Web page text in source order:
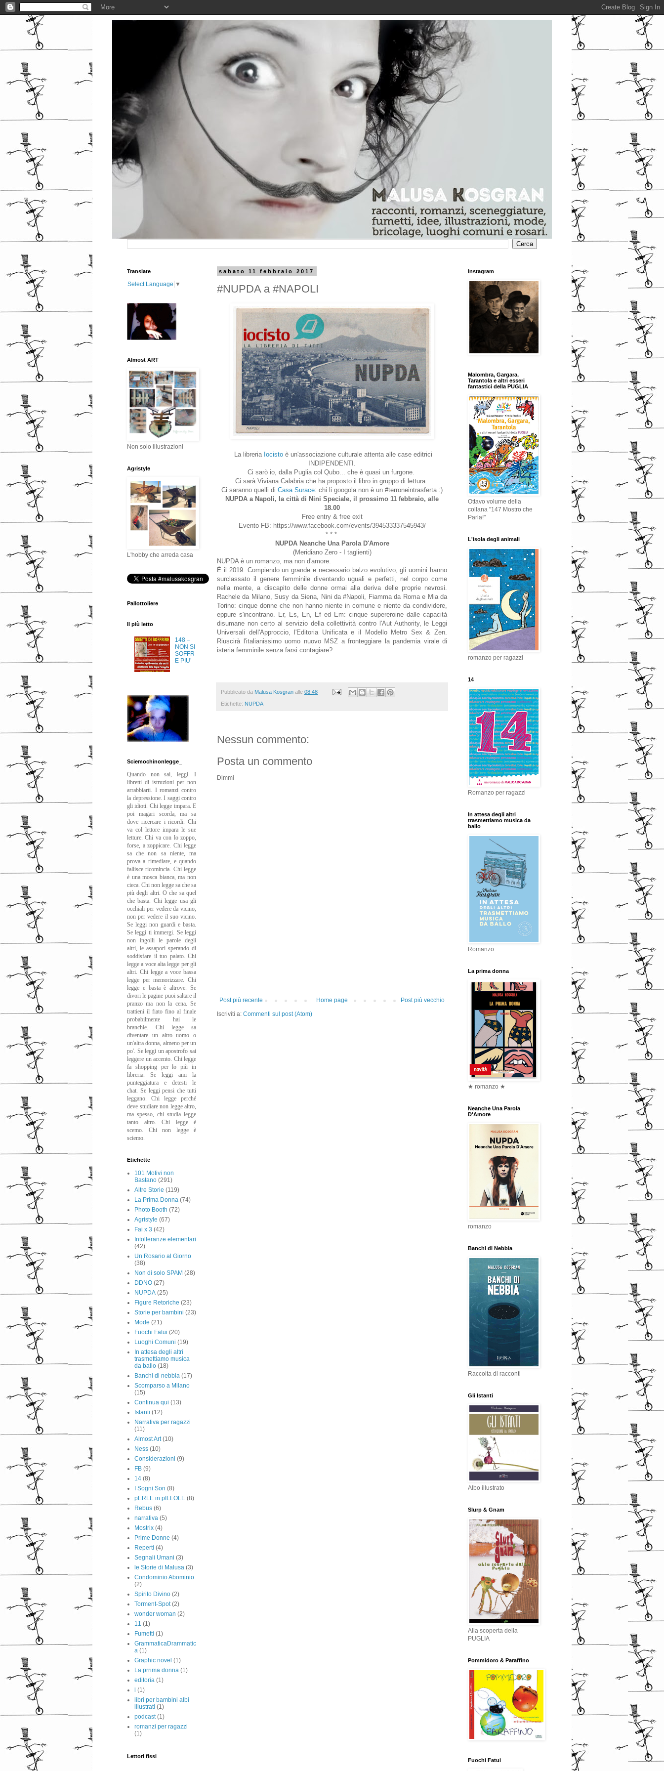
sabato 11 febbraio 2017
#NUPDA a #NAPOLI
La libreria Iocistoè un'associazione culturale attenta alle case editrici
INDIPENDENTI.
Ci sarò io, dalla Puglia col Qubo... che è quasi un furgone.
Ci sarà Viviana Calabria che ha proposto il libro in gruppo di lettura.
Ci saranno quelli di Casa Surace: chi li googola non è un #terroneintrasferta :)
NUPDA a Napoli, la città di Nini Speciale, il prossimo 11 febbraio, alle
18.00
Free entry & free exit
Evento FB: https://www.facebook.com/events/394533337545943/
* * *
NUPDA Neanche Una Parola D'Amore
(Meridiano Zero - I taglienti)
NUPDA è un romanzo, ma non d'amore.
È il 2019. Compiendo un grande e necessario balzo evolutivo, gli uomini hanno
surclassato il genere femminile diventando uguali e perfetti, nel corpo come
nella mente, a discapito delle donne ormai alla deriva delle proprie nevrosi.
Rachele da Milano, Susy da Siena, Nini da #Napoli, Fiamma da Roma e Mia da
Torino: cinque donne che non hanno niente in comune e niente da condividere,
eppure s'incontrano. Er, Es, En, Ef ed Em: cinque supereroine dalle capacità
disumane non certo al servizio della collettività contro l'Aut Authority, le Leggi
Universali dell'Approccio, l'Editoria Unificata e il Modello Metro Sex & Zen.
Riuscirà l'italianissimo uomo nuovo MSZ a fronteggiare la pandemia virale di
isteria femminile senza farsi contagiare?
Pubblicato da Malusa Kosgran alle 08:48
Etichette: NUPDA
Nessun commento:
Posta un commento
Dimmi
Post più recente Post più vecchio
Home page
Iscriviti a: Commenti sul post (Atom)
Translate
Select Language ▼
Almost ART
Non solo illustrazioni
Agristyle
L'hobby che arreda casa
Pallottoliere
Il più letto
148 –
NON SI
SOFFR
E PIU’
Sciemochinonlegge_
Quando non sai, leggi. I
libretti di istruzioni per non
arrabbiarti. I romanzi contro
la depressione. I saggi contro
gli idioti. Chi legge impara. E
poi magari scorda, ma sa
dove ricercare i ricordi. Chi
va col lettore impara le sue
letture. Chi va con lo zoppo,
forse, a zoppicare. Chi legge
sa che non sa niente, ma
prova a rimediare, e quando
fallisce ricomincia. Chi legge
è una mosca bianca, ma non
cieca. Chi non legge sa che sa
più degli altri. O che sa quel
che basta. Chi legge usa gli
occhiali per vedere da vicino,
non per vedere il suo vicino.
Se leggi non guardi e basta.
Se leggi ti immergi. Se leggi
non ingolli le parole degli
altri, le assapori sperando di
soddisfare il tuo palato. Chi
legge a voce alta legge per gli
altri. Chi legge a voce bassa
legge per memorizzare. Chi
legge e basta è altrove. Se
divori le pagine puoi saltare il
pranzo ma non la cena. Se
trattieni il fiato fino al finale
probabilmente hai le
branchie. Chi legge sa
diventare un altro uomo o
un'altra donna, almeno per un
po'. Se leggi un apostrofo sai
leggere un accento. Chi legge
fa shopping per lo più in
libreria. Se leggi ami la
punteggiatura e detesti le
chat. Se leggi pensi che tutti
leggano. Chi legge perché
deve studiare non legge altro,
ma spesso, chi studia legge
tanto altro. Chi legge è
scemo. Chi non legge è
sciemo.
Etichette
101 Motivi non
Bastano (291)
Altre Storie (119)
La Prima Donna (74)
Photo Booth (72)
Agristyle (67)
Fai x 3 (42)
Intolleranze elementari
(42)
Un Rosario al Giorno
(38)
Non di solo SPAM (28)
DDNO (27)
NUPDA (25)
Figure Retoriche (23)
Storie per bambini (23)
Mode (21)
Fuochi Fatui (20)
Luoghi Comuni (19)
In attesa degli altri
trasmettiamo musica
da ballo (18)
Banchi di nebbia (17)
Scomparso a Milano
(15)
Continua qui (13)
Istanti (12)
Narrativa per ragazzi
(11)
Almost Art (10)
Ness (10)
Considerazioni (9)
FB (9)
14 (8)
I Sogni Son (8)
pERLE in pILLOLE (8)
Rebus (6)
narrativa (5)
Mostrix (4)
Prime Donne (4)
Reperti (4)
Segnali Umani (3)
le Storie di Malusa (3)
Condominio Abominio
(2)
Spirito Divino (2)
Torment-Spot (2)
wonder woman (2)
11 (1)
Fumetti (1)
GrammaticaDrammatic
a (1)
Graphic novel (1)
La prrima donna (1)
editoria (1)
l (1)
libri per bambini albi
illustrati (1)
podcast (1)
romanzi per ragazzi
(1)
Lettori fissi
Instagram
Malombra, Gargara,
Tarantola e altri esseri
fantastici della PUGLIA
Ottavo volume della
collana "147 Mostro che
Parla!"
L'isola degli animali
romanzo per ragazzi
14
Romanzo per ragazzi
In attesa degli altri
trasmettiamo musica da
ballo
Romanzo
La prima donna
★ romanzo ★
Neanche Una Parola
D'Amore
romanzo
Banchi di Nebbia
Raccolta di racconti
Gli Istanti
Albo illustrato
Slurp & Gnam
Alla scoperta della
PUGLIA
Pommidoro & Paraffino
Fuochi Fatui